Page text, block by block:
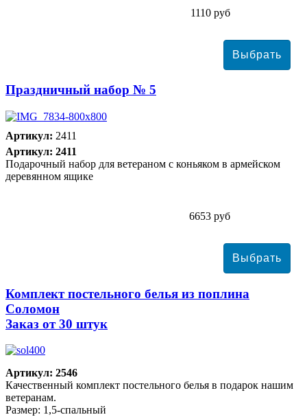
1110 руб
Праздничный набор № 5
Артикул: 2411
Артикул: 2411
Подарочный набор для ветераном с коньяком в армейском
деревянном ящике
6653 руб
Комплект постельного белья из поплина
Соломон
Заказ от 30 штук
Артикул: 2546
Качественный комплект постельного белья в подарок нашим
ветеранам.
Размер: 1,5-спальный